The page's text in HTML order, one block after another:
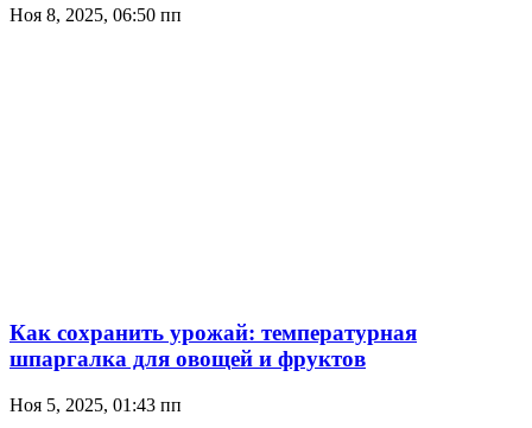
Ноя 8, 2025, 06:50 пп
Как сохранить урожай: температурная
шпаргалка для овощей и фруктов
Ноя 5, 2025, 01:43 пп